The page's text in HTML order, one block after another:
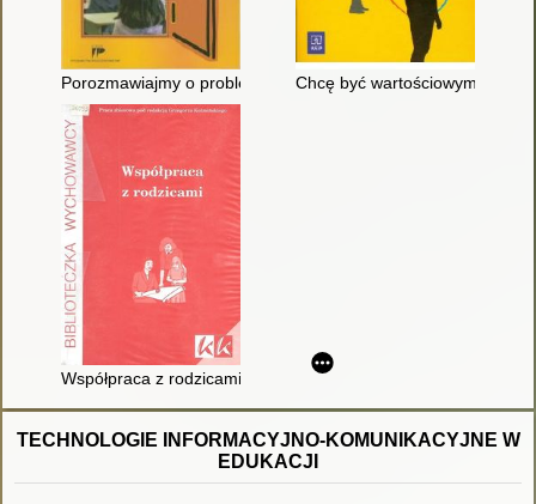
Porozmawiajmy o problemach... : scenariusze lekcji
Chcę być wartościowym
Współpraca z rodzicami : praca zbiorowa
TECHNOLOGIE INFORMACYJNO-KOMUNIKACYJNE W
EDUKACJI